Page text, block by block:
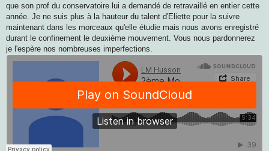
que son prof du conservatoire lui a demandé de retravaillé en entier cette
année. Je ne suis plus à la hauteur du talent d'Eliette pour la suivre
maintenant dans les morceaux qu'elle étudie mais nous avons enregistré
durant le confinement le deuxième mouvement. Vous nous pardonnerez
je l'espère nos nombreuses imperfections.